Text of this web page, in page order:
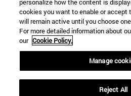
personalize how the content is
cookies you want to enable or accept
will remain active until you choose
For more detailed information about
our Cookie Policy.
Manage
Reject All